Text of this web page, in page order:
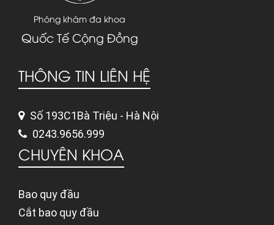
Phòng khám đa khoa
Quốc Tế Cộng Đồng
THÔNG TIN LIÊN HỆ
Số 193C1Bà Triệu - Hà Nội
0243.9656.999
CHUYÊN KHOA
Bao quy đầu
Cắt bao quy đầu